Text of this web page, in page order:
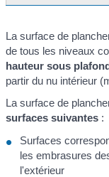
La surface de
de tous les niveaux
hauteur sous
partir du nu intérieur
La surface de
surfaces suivantes :
Surfaces
les embrasures
l'extérieur